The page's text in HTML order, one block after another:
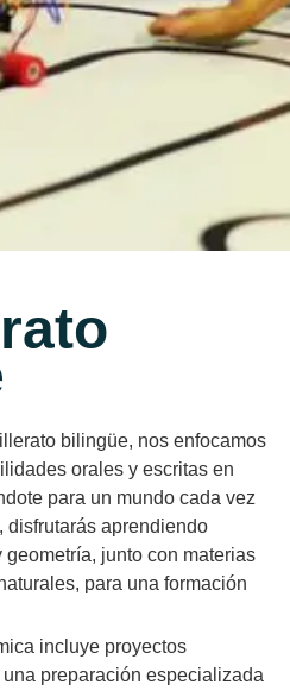
bilingüe, nos enfocamos
orales y escritas en
para un mundo cada vez
disfrutarás aprendiendo
junto con materias
para una formación
incluye proyectos
preparación especializada